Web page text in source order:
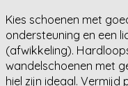
Kies schoenen met
ondersteuning en een
(afwikkeling).
wandelschoenen met
hiel zijn ideaal.